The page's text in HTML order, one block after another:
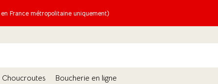
France métropolitaine uniquement)
Choucroutes Boucherie en ligne